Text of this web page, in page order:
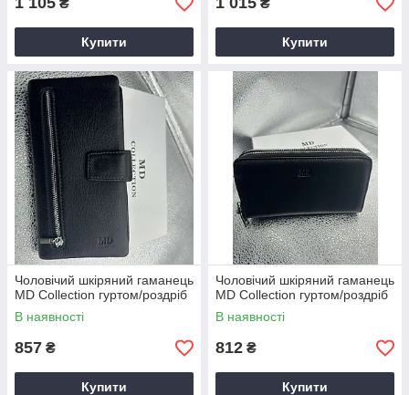
₴
Купити
₴
Купити
Чоловічий шкіряний гаманець
MD Collection гуртом/роздріб
В наявності
857 ₴
Купити
Чоловічий шкіряний гаманець
MD Collection гуртом/роздріб
В наявності
812 ₴
Купити